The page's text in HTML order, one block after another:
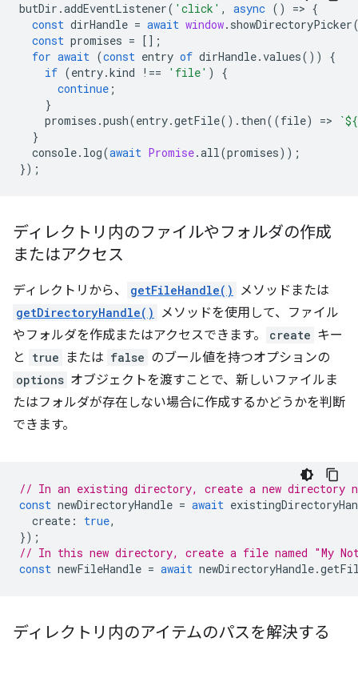
butDir .addEventListener( 'click' , async () => {
const dirHandle = await window. showDirectoryPicker
const promises = [];
for await (const entry of dirHandle.values())
{
if (entry.kind !== 'file' )
{
continue ;
}
promises .push(entry.getFile(). then((file) => `${
}
console. log(await Promise.all(promises));
});
ディレクトリ内のファイルやフォルダの作成
またはアクセス
ディレクトリから、 getFileHandle() メソッドまたは
getDirectoryHandle()
メソッドを使用して、ファイル
やフォルダを作成またはアクセスできます。
create キー
と
true または false のブール値を持つオプションの
options オブジェクトを渡すことで、新しいファイルま
たはフォルダが存在しない場合に作成するかどうかを判断
できます。
// In an existing directory, create a new directory
const newDirectoryHandle = await
create : true,
});
// In this new directory, create a file named "My
const newFileHandle = await newDirectoryHandle.
ディレクトリ内のアイテムのパスを解決する